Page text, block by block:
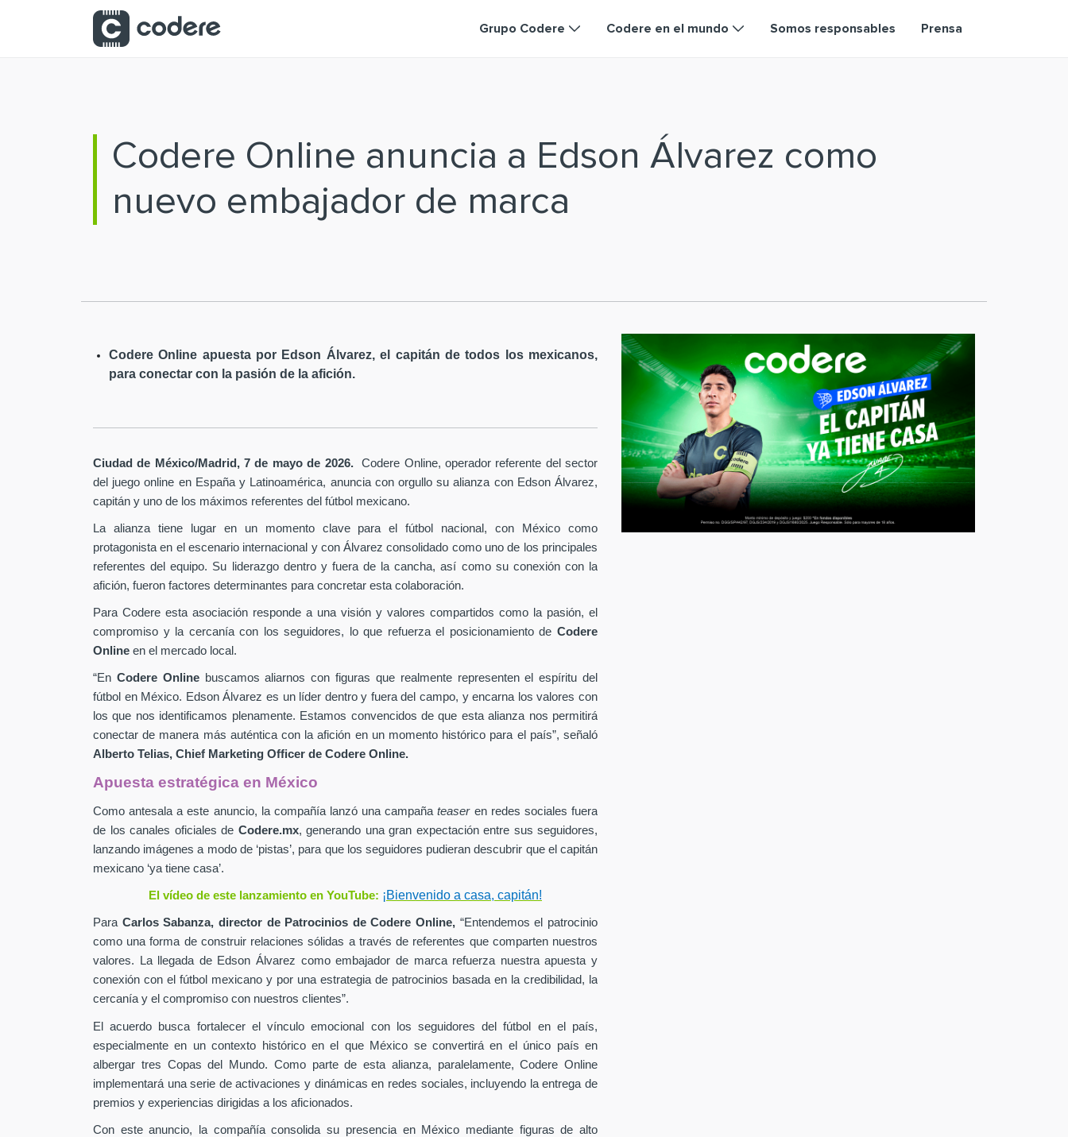
Saltar al contenido principal
Grupo Codere Codere en el mundo Somos responsables Prensa
Codere Online anuncia a Edson Álvarez como
nuevo embajador de marca
Codere Online apuesta por Edson Álvarez, el capitán de todos los mexicanos,
para conectar con la pasión de la afición.
Ciudad de México/Madrid, 7 de mayo de 2026.Codere Online, operador referente del sector
del juego online en España y Latinoamérica, anuncia con orgullo su alianza con Edson Álvarez,
capitán y uno de los máximos referentes del fútbol mexicano.
La alianza tiene lugar en un momento clave para el fútbol nacional, con México como
protagonista en el escenario internacional y con Álvarez consolidado como uno de los principales
referentes del equipo. Su liderazgo dentro y fuera de la cancha, así como su conexión con la
afición, fueron factores determinantes para concretar esta colaboración.
Para Codere esta asociación responde a una visión y valores compartidos como la pasión, el
compromiso y la cercanía con los seguidores, lo que refuerza el posicionamiento de Codere
Online en el mercado local.
“En Codere Onlinebuscamos aliarnos con figuras que realmente representen el espíritu del
fútbol en México. Edson Álvarez es un líder dentro y fuera del campo, y encarna los valores con
los que nos identificamos plenamente. Estamos convencidos de que esta alianza nos permitirá
conectar de manera más auténtica con la afición en un momento histórico para el país”, señaló
Alberto Telias, Chief Marketing Officer de Codere Online.
Apuesta estratégica en México
Como antesala a este anuncio, la compañía lanzó una campañateaseren redes sociales fuera
de los canales oficiales de Codere.mx, generando una gran expectación entre sus seguidores,
lanzando imágenes a modo de ‘pistas’, para que los seguidores pudieran descubrir que el capitán
mexicano ‘ya tiene casa’.
El vídeo de este lanzamiento en YouTube: ¡Bienvenido a casa, capitán!
Para Carlos Sabanza, director de Patrocinios de Codere Online, “Entendemos el patrocinio
como una forma de construir relaciones sólidas a través de referentes que comparten nuestros
valores. La llegada de Edson Álvarez como embajador de marca refuerza nuestra apuesta y
conexión con el fútbol mexicano y por una estrategia de patrocinios basada en la credibilidad, la
cercanía y el compromiso con nuestros clientes”.
El acuerdo busca fortalecer el vínculo emocional con los seguidores del fútbol en el país,
especialmente en un contexto histórico en el que México se convertirá en el único país en
albergar tres Copas del Mundo. Como parte de esta alianza, paralelamente, Codere Online
implementará una serie de activaciones y dinámicas en redes sociales, incluyendo la entrega de
premios y experiencias dirigidas a los aficionados.
Con este anuncio, la compañía consolida su presencia en México mediante figuras de alto